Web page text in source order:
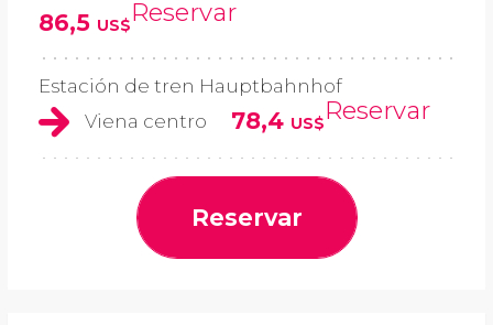
86,5 US$Reservar
Estación de tren Hauptbahnhof
Viena centro
78,4 US$Reservar
Reservar